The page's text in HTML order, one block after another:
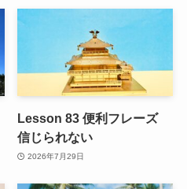
Lesson 83 便利フレーズ
信じられない
2026年7月29日